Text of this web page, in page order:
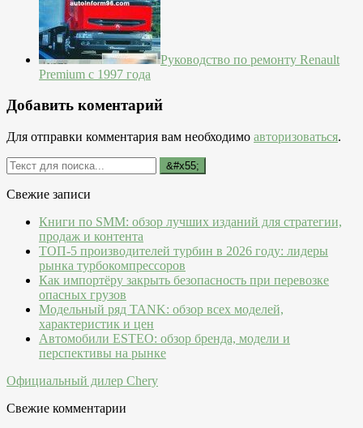
Руководство по ремонту Renault
Premium с 1997 года
Добавить коментарий
Для отправки комментария вам необходимо авторизоваться.
Свежие записи
Книги по SMM: обзор лучших изданий для стратегии,
продаж и контента
ТОП-5 производителей турбин в 2026 году: лидеры
рынка турбокомпрессоров
Как импортёру закрыть безопасность при перевозке
опасных грузов
Модельный ряд TANK: обзор всех моделей,
характеристик и цен
Автомобили ESTEO: обзор бренда, модели и
перспективы на рынке
Официальный дилер Chery
Свежие комментарии